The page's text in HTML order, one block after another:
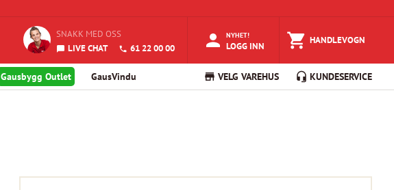
SNAKK MED OSS
LIVE CHAT
61 22 00 00
NYHET!
LOGG INN HANDLEVOGN
Gausbygg Outlet GausVindu VELG VAREHUS KUNDESERVICE